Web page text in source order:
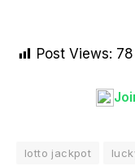
Post Views: 78
lotto jackpot